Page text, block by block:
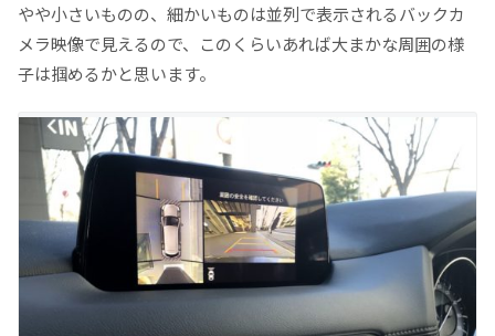
やや小さいものの、細かいものは並列で表示されるバックカ
メラ映像で見えるので、このくらいあれば大まかな周囲の様
子は掴めるかと思います。